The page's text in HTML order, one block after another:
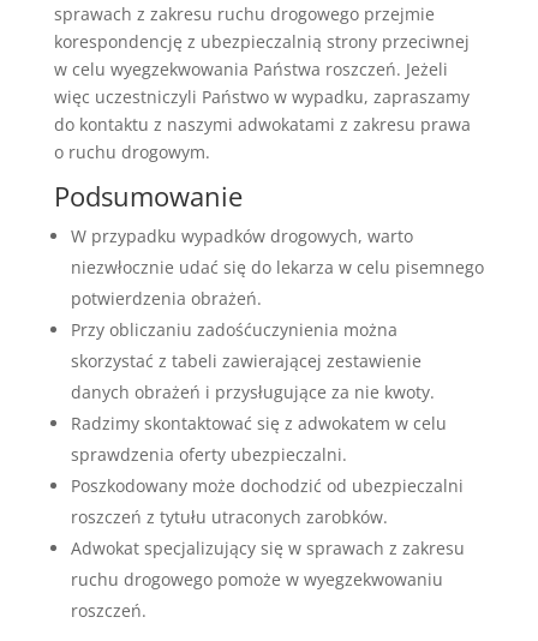
sprawach z zakresu ruchu drogowego przejmie
korespondencję z ubezpieczalnią strony przeciwnej
w celu wyegzekwowania Państwa roszczeń. Jeżeli
więc uczestniczyli Państwo w wypadku, zapraszamy
do kontaktu z naszymi adwokatami z zakresu prawa
o ruchu drogowym.
Podsumowanie
W przypadku wypadków drogowych, warto
niezwłocznie udać się do lekarza w celu pisemnego
potwierdzenia obrażeń.
Przy obliczaniu zadośćuczynienia można
skorzystać z tabeli zawierającej zestawienie
danych obrażeń i przysługujące za nie kwoty.
Radzimy skontaktować się z adwokatem w celu
sprawdzenia oferty ubezpieczalni.
Poszkodowany może dochodzić od ubezpieczalni
roszczeń z tytułu utraconych zarobków.
Adwokat specjalizujący się w sprawach z zakresu
ruchu drogowego pomoże w wyegzekwowaniu
roszczeń.